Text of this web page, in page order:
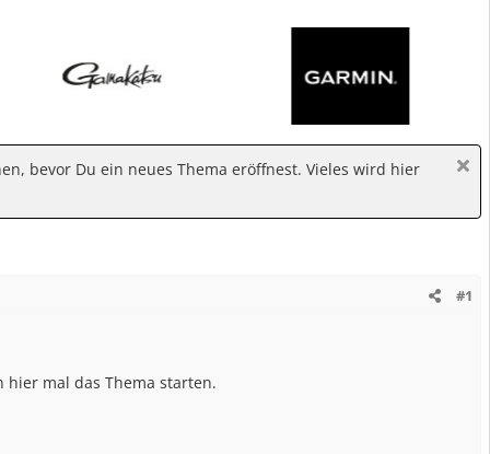
bevor Du ein neues Thema eröffnest. Vieles wird hier
#1
mal das Thema starten.